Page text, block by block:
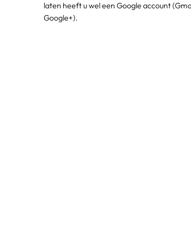
laten heeft u wel een Google account
Google+).